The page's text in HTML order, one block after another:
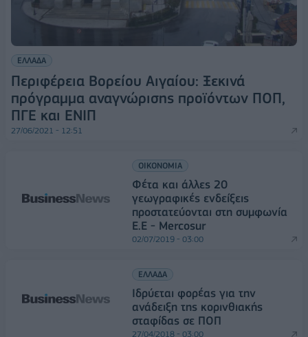
ΕΛΛΑΔΑ
Περιφέρεια Βορείου Αιγαίου: Ξεκινά
πρόγραμμα αναγνώρισης προϊόντων ΠΟΠ,
ΠΓΕ και ΕΝΙΠ
27/06/2021 - 12:51
ΟΙΚΟΝΟΜΙΑ
Φέτα και άλλες 20
γεωγραφικές ενδείξεις
προστατεύονται στη συμφωνία
Ε.Ε - Mercosur
02/07/2019 - 03:00
ΕΛΛΑΔΑ
Ιδρύεται φορέας για την
ανάδειξη της κορινθιακής
σταφίδας σε ΠΟΠ
27/04/2018 - 03:00